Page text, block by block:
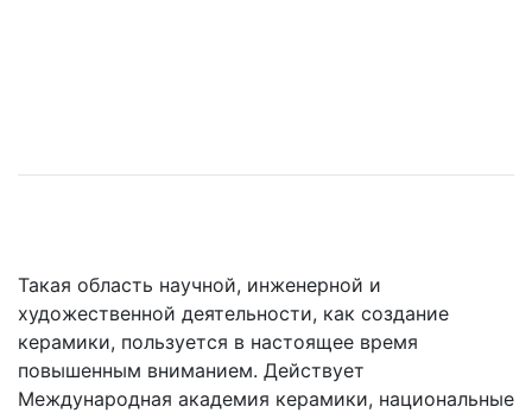
Такая область научной, инженерной и
художественной деятельности, как создание
керамики, пользуется в настоящее время
повышенным вниманием. Действует
Mеждународная академия керамики, национальные